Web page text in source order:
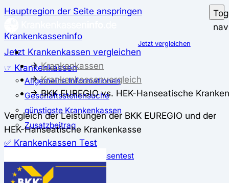
Hauptregion der Seite anspringen
Krankenkasseninfo
Jetzt Krankenkassen vergleichen
☞ Krankenkassen
Allgemeine Informationen
Geschäftsstellensuche
günstigste Krankenkassen
Zusatzbeitrag
✅ Krankenkassen Test
Der große Krankenkassentest
Test für Studierende
Jetzt vergleichen
Krankenkassen
Krankenkassenvergleich
BKK EUREGIO vs. HEK-Hanseatische
Vergleich der Leistungen der BKK EUREGIO und der
HEK-Hanseatische Krankenkasse